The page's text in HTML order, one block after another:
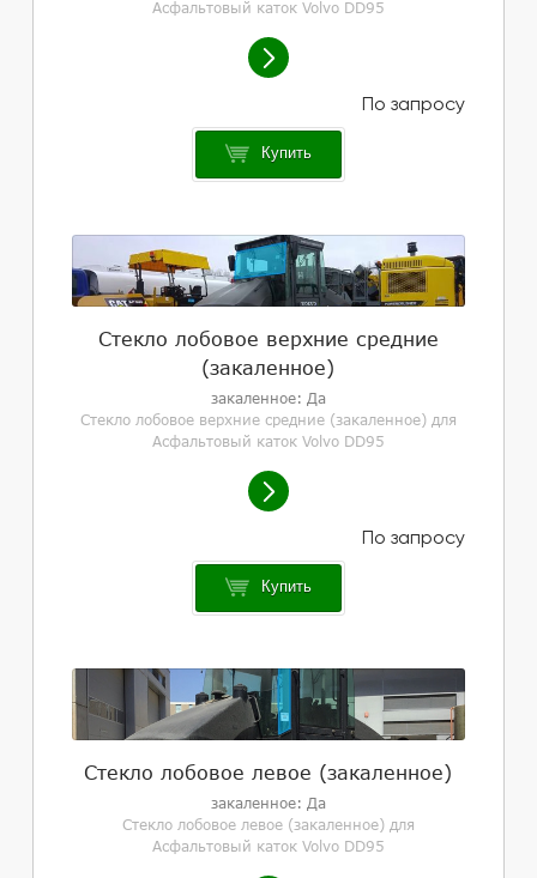
Асфальтовый каток Volvo DD95
Купить
Стекло лобовое верхние средние
(закаленное)
закаленное: Да
Стекло лобовое верхние средние (закаленное) для
Асфальтовый каток Volvo DD95
Купить
Стекло лобовое левое (закаленное)
закаленное: Да
Стекло лобовое левое (закаленное) для
Асфальтовый каток Volvo DD95